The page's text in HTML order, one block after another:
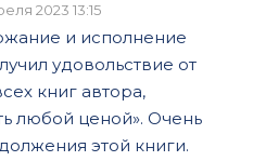
2023 13:15
и исполнение
удовольствие от
книг автора,
любой ценой». Очень
этой книги.